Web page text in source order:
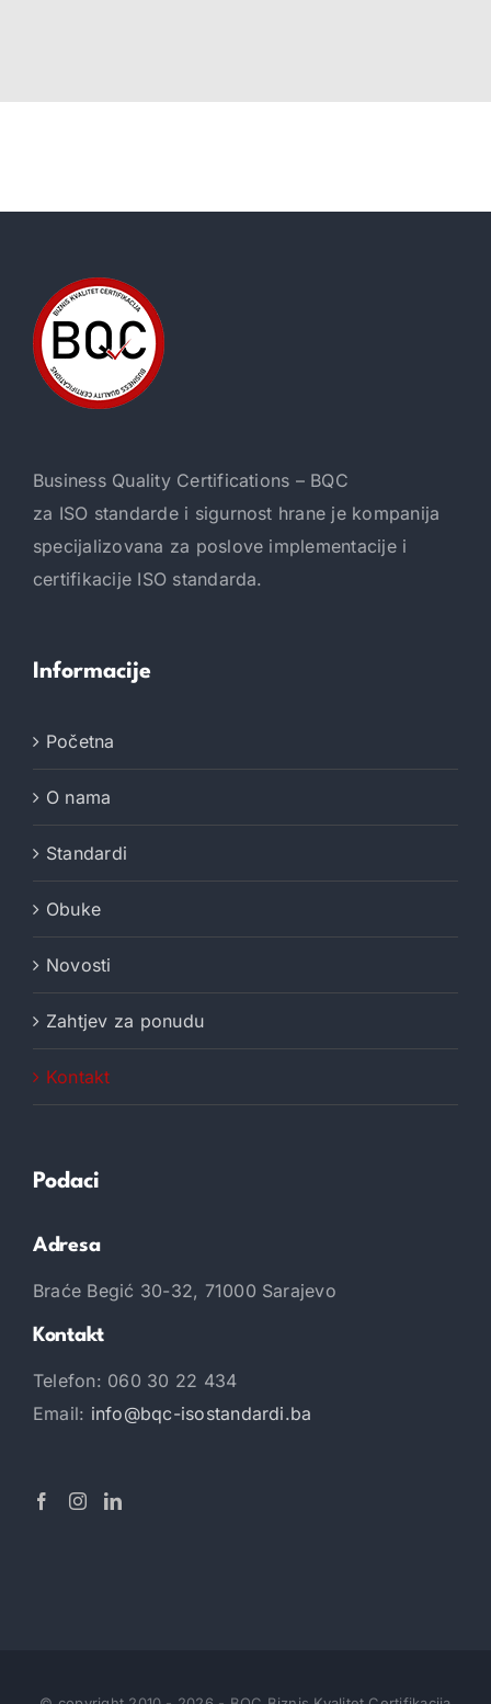
Business Quality Certifications – BQC
za ISO standarde i sigurnost hrane je kompanija
specijalizovana za poslove implementacije i
certifikacije ISO standarda.
Informacije
Početna
O nama
Standardi
Obuke
Novosti
Zahtjev za ponudu
Kontakt
Podaci
Adresa
Braće Begić 30-32, 71000 Sarajevo
Kontakt
Telefon: 060 30 22 434
Email: info@bqc-isostandardi.ba